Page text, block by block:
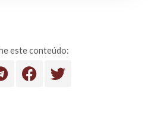
este conteúdo: